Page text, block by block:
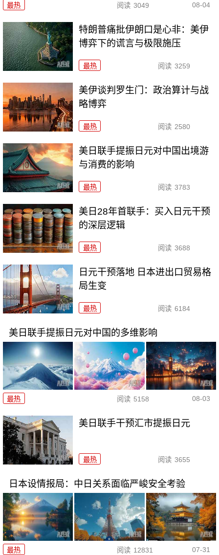
最热 阅读 3049 08-04
特朗普痛批伊朗口是心非：美伊
博弈下的谎言与极限施压
最热 阅读 3259
美伊谈判罗生门：政治算计与战
略博弈
最热 阅读 2580
美日联手提振日元对中国出境游
与消费的影响
最热 阅读 3783
美日28年首联手：买入日元干预
的深层逻辑
最热 阅读 3688
日元干预落地 日本进出口贸易格
局生变
最热 阅读 6184
美日联手提振日元对中国的多维影响
最热 阅读 5158 08-03
美日联手干预汇市提振日元
最热 阅读 3655
日本设情报局：中日关系面临严峻安全考验
最热 阅读 12831 07-31